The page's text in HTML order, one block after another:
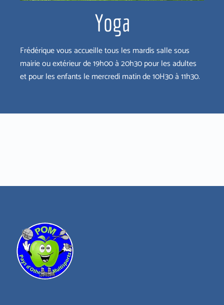
Yoga
Frédérique vous accueille tous les mardis salle sous
mairie ou extérieur de 19h00 à 20h30 pour les adultes
et pour les enfants le mercredi matin de 10H30 à 11h30.